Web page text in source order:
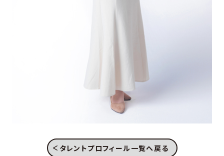
タレントプロフィール一覧へ戻る